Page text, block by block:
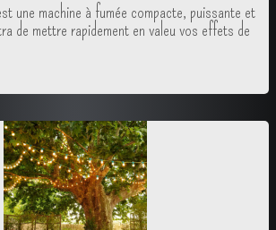
une machine à fumée compacte, puissante et
de mettre rapidement en valeu vos effets de